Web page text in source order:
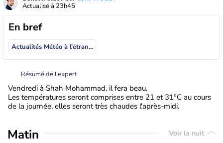
Actualisé à 23h45
En bref
Actualités Météo à l'étranger
Résumé de l’expert
Vendredi à Shah Mohammad, il fera beau.
Les températures seront comprises entre 21 et 31°C au cours
de la journée, elles seront très chaudes l'après-midi.
Matin Voir la nuit